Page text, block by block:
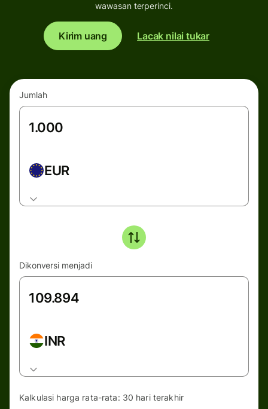
wawasan terperinci.
Kirim uang Lacak nilai tukar
Jumlah
EUR
Dikonversi menjadi
INR
Kalkulasi harga rata-rata: 30 hari terakhir